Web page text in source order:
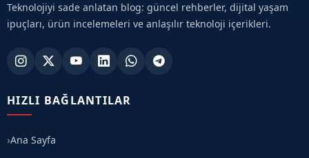
Teknolojiyi sade anlatan blog: güncel rehberler, dijital yaşam
ipuçları, ürün incelemeleri ve anlaşılır teknoloji içerikleri.
HIZLI BAĞLANTILAR
Ana Sayfa